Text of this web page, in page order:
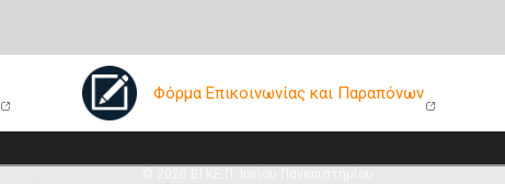
Φόρμα Επικοινωνίας και Παραπόνων